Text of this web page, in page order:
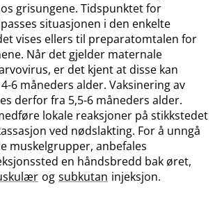
grisungene. Tidspunktet for
situasjonen i den enkelte
vises ellers til preparatomtalen for
Når det gjelder maternale
er det kjent at disse kan
6 måneders alder. Vaksinering av
derfor fra 5,5-6 måneders alder.
lokale reaksjoner på stikkstedet
ved nødslakting. For å unngå
muskelgrupper, anbefales
en håndsbredd bak øret,
og subkutan injeksjon.